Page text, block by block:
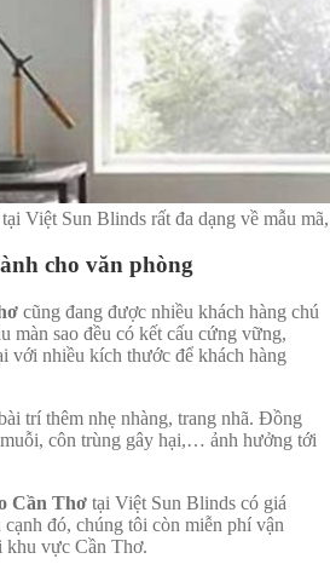
Việt Sun Blinds rất đa dạng về mẫu
cho văn phòng
cũng đang được nhiều khách hàng chú
màn sao đều có kết cấu cứng vững,
với nhiều kích thước để khách hàng
trí thêm nhẹ nhàng, trang nhã. Đồng
côn trùng gây hại,… ảnh hưởng tới
Cần Thơ tại Việt Sun Blinds có giá
đó, chúng tôi còn miễn phí vận
khu vực Cần Thơ.